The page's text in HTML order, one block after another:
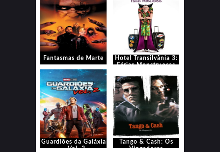
Fantasmas de Marte
Hotel Transilvânia 3:
Férias Monstruosas
Guardiões da Galáxia
– Vol. 2
Tango & Cash: Os
Vingadores